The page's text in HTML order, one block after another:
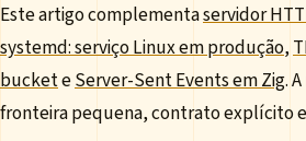
Este artigo complementaservidor
systemd: serviço Linux em produção,
bucketeServer-Sent Events em Zig.
fronteira pequena, contrato explícito